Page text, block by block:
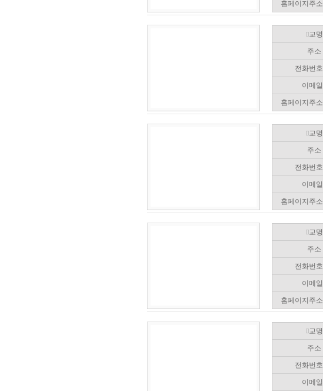
홈페이지주소
교명
주소
전화번호
이메일
홈페이지주소
교명
주소
전화번호
이메일
홈페이지주소
교명
주소
전화번호
이메일
홈페이지주소
교명
주소
전화번호
이메일